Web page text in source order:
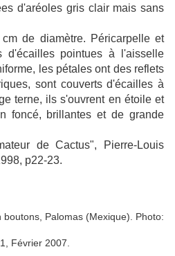
d'aréoles gris clair mais sans
de diamètre. Péricarpelle et
d'écailles pointues à l'aisselle
les pétales ont des reflets
sont couverts d'écailles à
terne, ils s'ouvrent en étoile et
foncé, brillantes et de grande
de Cactus", Pierre-Louis
p22-23.
boutons, Palomas (Mexique). Photo:
Février 2007.